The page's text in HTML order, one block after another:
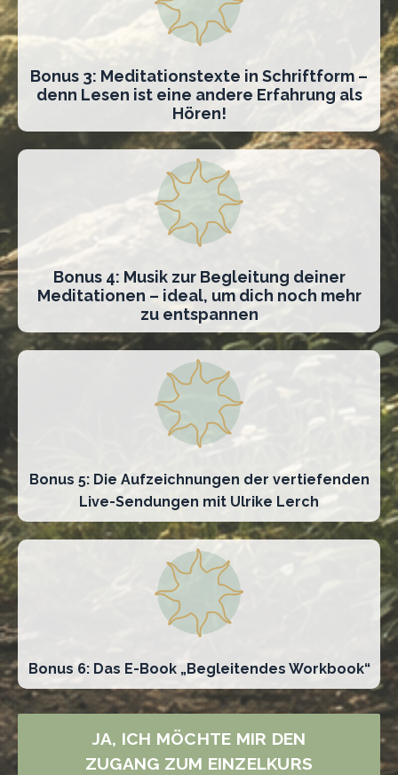
Bonus 3: Meditationstexte in Schriftform –
denn Lesen ist eine andere Erfahrung als
Hören!
Bonus 4: Musik zur Begleitung deiner
Meditationen – ideal, um dich noch mehr
zu entspannen
Bonus 5: Die Aufzeichnungen der vertiefenden
Live-Sendungen mit Ulrike Lerch
Bonus 6: Das E-Book „Begleitendes Workbook“
JA, ICH MÖCHTE MIR DEN
ZUGANG ZUM EINZELKURS